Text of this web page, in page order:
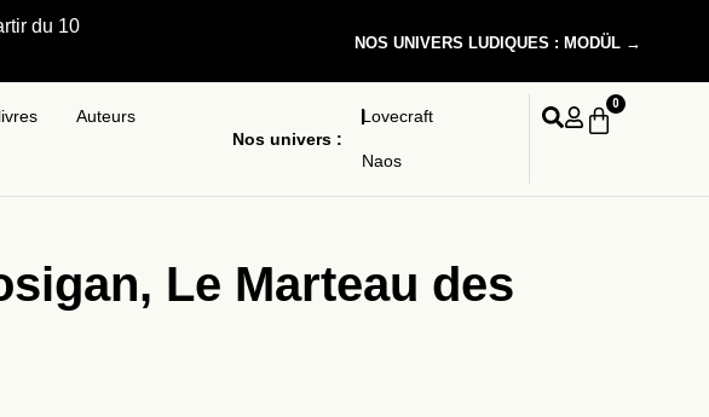
du 10
NOS UNIVERS LUDIQUES : MODÜL →
Auteurs
Nos univers :
Lovecraft
Naos
0
Le Marteau des